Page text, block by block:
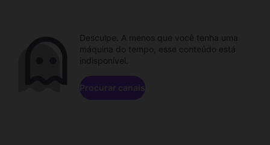
Desculpe. A menos que você tenha uma
máquina do tempo, esse conteúdo está
indisponível.
Procurar canais